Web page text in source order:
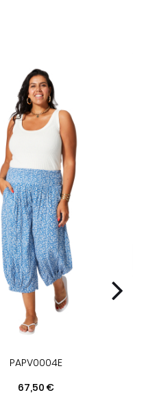
PAPV0004E
Prix
67,50 €